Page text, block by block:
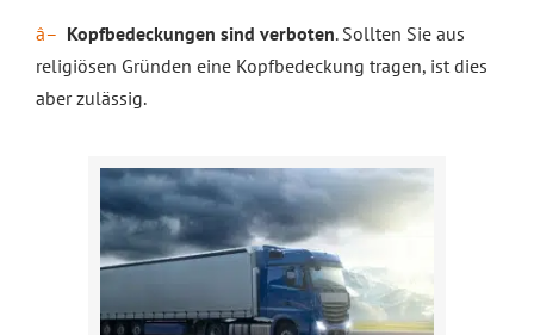
Kopfbedeckungen sind verboten. Sollten Sie aus
religiösen Gründen eine Kopfbedeckung tragen, ist dies
aber zulässig.